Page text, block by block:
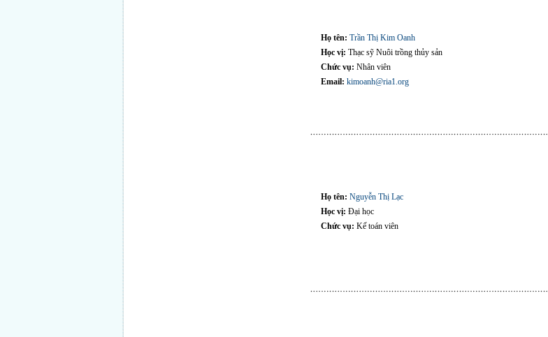
Họ tên: Trần Thị Kim Oanh
Học vị: Thạc sỹ Nuôi trồng thủy sản
Chức vụ: Nhân viên
Email: kimoanh@ria1.org
Họ tên: Nguyễn Thị Lạc
Học vị: Đại học
Chức vụ: Kế toán viên